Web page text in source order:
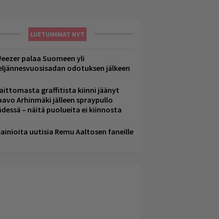
LUETUIMMAT NYT
palaa Suomeen yli
odotuksen jälkeen
graffitista kiinni jäänyt
Arhinmäki jälleen spraypullo
– näitä puolueita ei kiinnosta
uutisia Remu Aaltosen faneille